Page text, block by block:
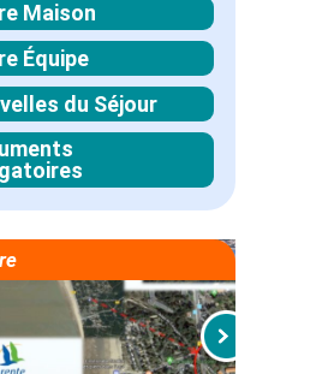
Maison
Équipe
du Séjour